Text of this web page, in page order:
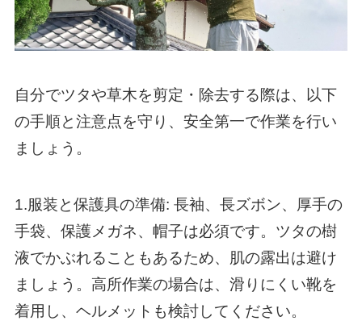
自分でツタや草木を剪定・除去する際は、以下
の手順と注意点を守り、安全第一で作業を行い
ましょう。
1.服装と保護具の準備: 長袖、長ズボン、厚手の
手袋、保護メガネ、帽子は必須です。ツタの樹
液でかぶれることもあるため、肌の露出は避け
ましょう。高所作業の場合は、滑りにくい靴を
着用し、ヘルメットも検討してください。